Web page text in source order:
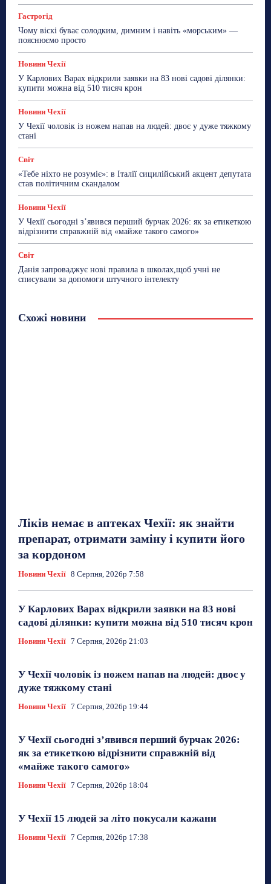
Гастрогід
Чому віскі буває солодким, димним і навіть «морським» —
пояснюємо просто
Новини Чехії
У Карлових Варах відкрили заявки на 83 нові садові ділянки:
купити можна від 510 тисяч крон
Новини Чехії
У Чехії чоловік із ножем напав на людей: двоє у дуже тяжкому
стані
Світ
«Тебе ніхто не розуміє»: в Італії сицилійський акцент депутата
став політичним скандалом
Новини Чехії
У Чехії сьогодні з’явився перший бурчак 2026: як за етикеткою
відрізнити справжній від «майже такого самого»
Світ
Данія запроваджує нові правила в школах,щоб учні не
списували за допомоги штучного інтелекту
Схожі новини
Ліків немає в аптеках Чехії: як знайти
препарат, отримати заміну і купити його
за кордоном
Новини Чехії 8 Серпня, 2026р 7:58
У Карлових Варах відкрили заявки на 83 нові
садові ділянки: купити можна від 510 тисяч крон
Новини Чехії 7 Серпня, 2026р 21:03
У Чехії чоловік із ножем напав на людей: двоє у
дуже тяжкому стані
Новини Чехії 7 Серпня, 2026р 19:44
У Чехії сьогодні з’явився перший бурчак 2026:
як за етикеткою відрізнити справжній від
«майже такого самого»
Новини Чехії 7 Серпня, 2026р 18:04
У Чехії 15 людей за літо покусали кажани
Новини Чехії 7 Серпня, 2026р 17:38